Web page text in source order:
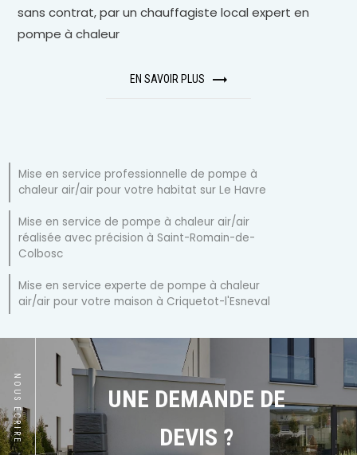
sans contrat, par un chauffagiste local expert en
pompe à chaleur
EN SAVOIR PLUS
Mise en service professionnelle de pompe à
chaleur air/air pour votre habitat sur Le Havre
Mise en service de pompe à chaleur air/air
réalisée avec précision à Saint-Romain-de-
Colbosc
Mise en service experte de pompe à chaleur
air/air pour votre maison à Criquetot-l'Esneval
NOUS ÉCRIRE
UNE DEMANDE DE
DEVIS ?